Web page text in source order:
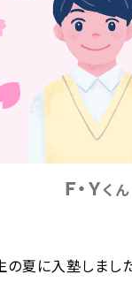
Ｆ・Ｙくん
夏に入塾しまし